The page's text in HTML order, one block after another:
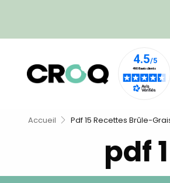
Accueil Pdf 15 Recettes Brûle-
pdf